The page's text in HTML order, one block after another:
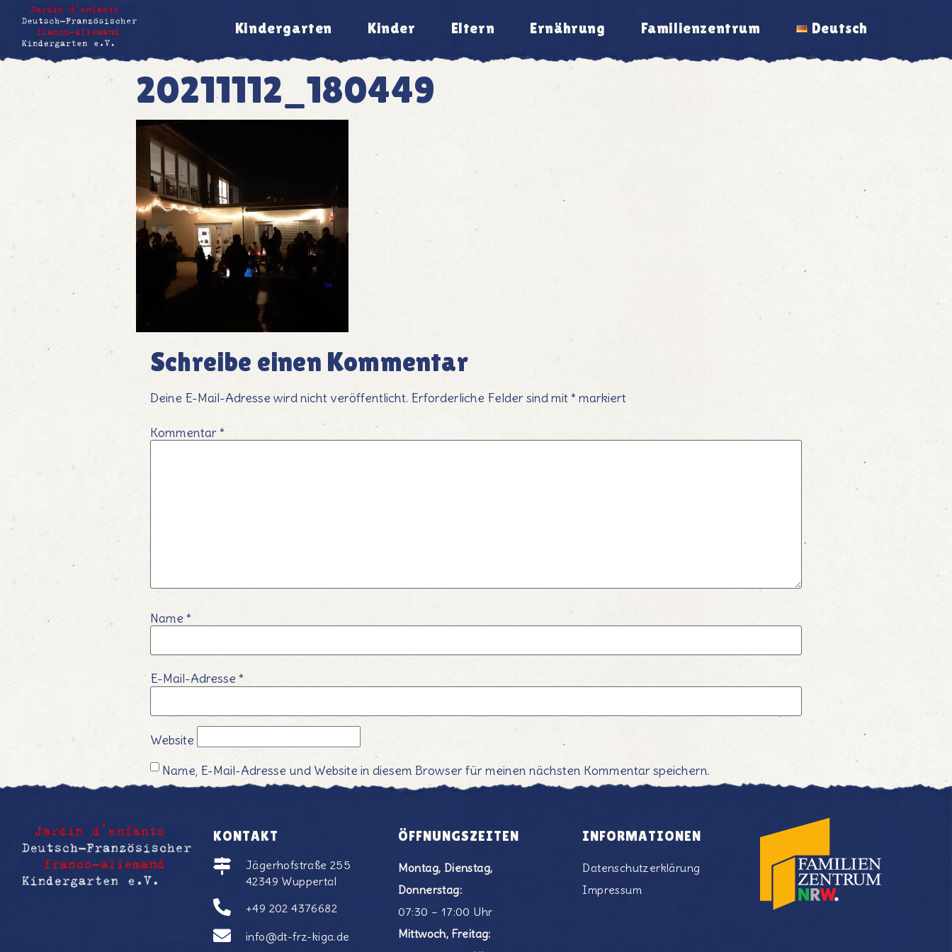
Kindergarten Kinder Eltern Ernährung Familienzentrum Deutsch
20211112_180449
Schreibe einen Kommentar
Deine E-Mail-Adresse wird nicht veröffentlicht. Erforderliche Felder sind mit* markiert
Kommentar*
Name *
E-Mail-Adresse *
Website
Name, E-Mail-Adresse und Website in diesem Browser für meinen nächsten Kommentar speichern.
KONTAKT
Jägerhofstraße 255
42349 Wuppertal
+49 202 4376682
info@dt-frz-kiga.de
ÖFFNUNGSZEITEN
Montag, Dienstag,
Donnerstag:
07:30 – 17:00 Uhr
Mittwoch, Freitag:
INFORMATIONEN
Datenschutzerklärung
Impressum